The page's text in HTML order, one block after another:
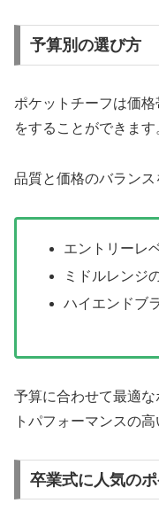
予算別の選び方
ポケットチーフは価
をすることができます
品質と価格のバランス
エントリーレ
ミドルレンジ
ハイエンドブ
予算に合わせて最適
トパフォーマンスの
卒業式に人気の